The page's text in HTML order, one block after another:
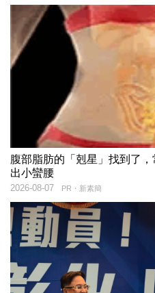
腹部脂肪的「剋星」找到了
出小蠻腰
PR・新素簡
2026-08-07